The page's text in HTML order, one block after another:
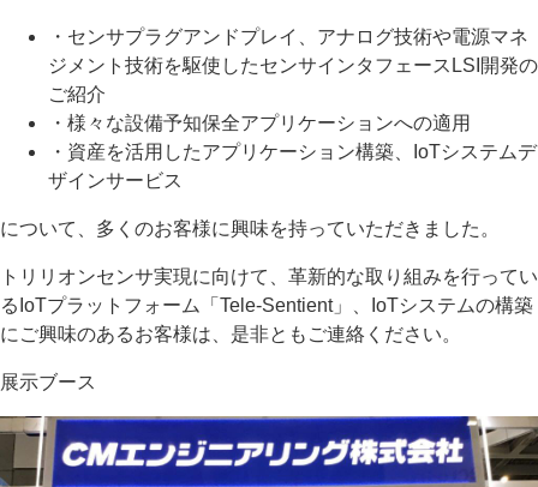
・センサプラグアンドプレイ、アナログ技術や電源マネ
ジメント技術を駆使したセンサインタフェースLSI開発の
ご紹介
・様々な設備予知保全アプリケーションへの適用
・資産を活用したアプリケーション構築、IoTシステムデ
ザインサービス
について、多くのお客様に興味を持っていただきました。
トリリオンセンサ実現に向けて、革新的な取り組みを行ってい
るIoTプラットフォーム「Tele-Sentient」、IoTシステムの構築
にご興味のあるお客様は、是非ともご連絡ください。
展示ブース